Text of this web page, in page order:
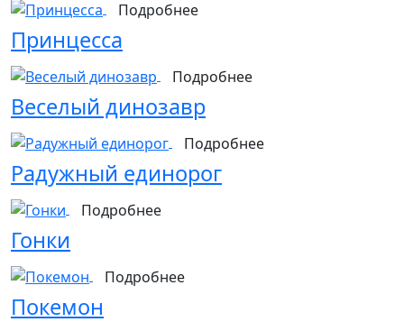
Подробнее
Принцесса
Подробнее
Веселый динозавр
Подробнее
Радужный единорог
Подробнее
Гонки
Подробнее
Покемон